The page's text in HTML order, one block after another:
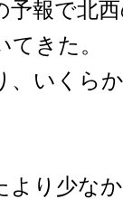
予報で北
きた。
、いくら
より少な